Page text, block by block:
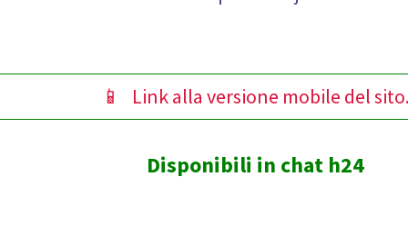
📱 Link alla versione mobile del
Disponibili in chat h24